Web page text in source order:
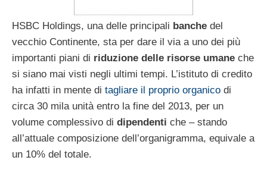
HSBC Holdings, una delle principali banche del
vecchio Continente, sta per dare il via a uno dei più
importanti piani di riduzione delle risorse umane che
si siano mai visti negli ultimi tempi. L’istituto di credito
ha infatti in mente di tagliare il proprio organico di
circa 30 mila unità entro la fine del 2013, per un
volume complessivo di dipendenti che – stando
all’attuale composizione dell’organigramma, equivale a
un 10% del totale.